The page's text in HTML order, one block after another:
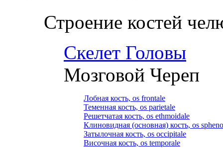
Строение костей
Скелет Головы
Мозговой Череп
Лобная кость, os frontale
Теменная кость, os parietale
Решетчатая кость, os ethmoidale
Клиновидная (основная) кость, os
Затылочная кость, os occipitale
Височная кость, os temporale